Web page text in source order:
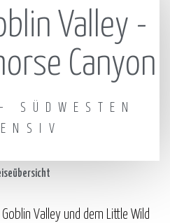
Valley -
Canyon
SÜDWESTEN
Valley und dem Little Wild